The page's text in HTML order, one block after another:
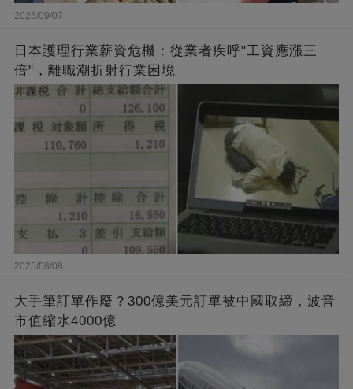
2025/09/07
日本護理行業薪資危機：從業者疾呼"工資應漲三
倍"，離職潮折射行業困境
2025/08/08
大手筆訂單作廢？300億美元訂單被中國取締，波音
市值縮水4000億